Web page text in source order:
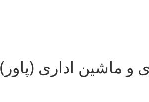
و ماشین اداری (پاور)